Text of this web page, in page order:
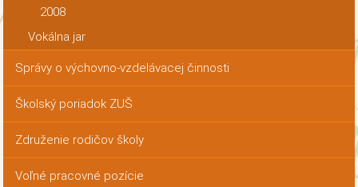
2008
Vokálna jar
Správy o výchovno-vzdelávacej činnosti
Školský poriadok ZUŠ
Združenie rodičov školy
Voľné pracovné pozície